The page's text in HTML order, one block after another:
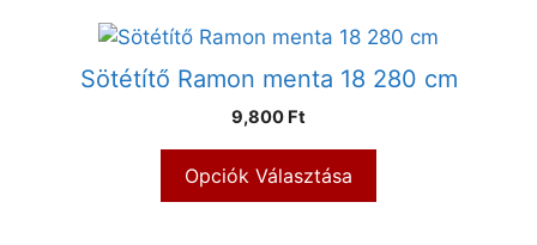
Sötétítő Ramon menta 18 280 cm
9,800 Ft
Opciók Választása